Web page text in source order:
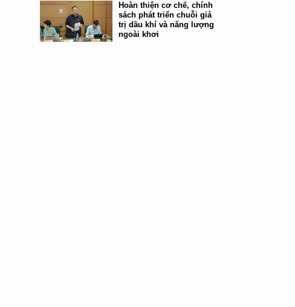
Hoàn thiện cơ chế, chính
sách phát triển chuỗi giá
trị dầu khí và năng lượng
ngoài khơi